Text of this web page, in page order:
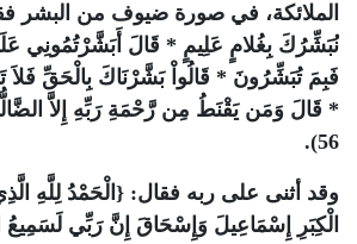
الملائكة، في صورة ضيوف من البشر
نُبَشِّرُكَ بِغُلامٍ عَلِيمٍ * قَالَ أَبَشَّرْتُمُونِي
فَبِمَ تُبَشِّرُونَ * قَالُواْ بَشَّرْنَاكَ بِالْحَقِّ فَلاَ
56).
وقد أثنى على ربه فقال: {الْحَمْدُ لِلَّهِ
الْكِبَرِ إِسْمَاعِيلَ وَإِسْحَاقَ إِنَّ رَبِّي لَسَمِيعُ